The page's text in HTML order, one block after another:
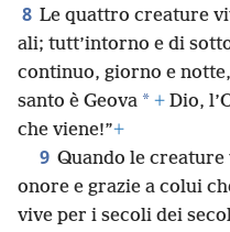
8 Le quattro creature
ali; tutt’intorno e di
continuo, giorno e
santo è Geova * + Dio,
che viene!”+
9 Quando le
onore e grazie a colui
vive per i secoli dei